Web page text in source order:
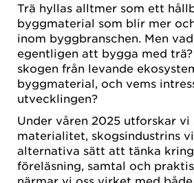
Trä hyllas alltmer som ett
byggmaterial som blir mer
inom byggbranschen. Men
egentligen att bygga med
skogen från levande
byggmaterial, och vems
utvecklingen?
Under våren 2025 utforskar vi
materialitet, skogsindustrins
alternativa sätt att tänka
föreläsning, samtal och
närmar vi oss virket med